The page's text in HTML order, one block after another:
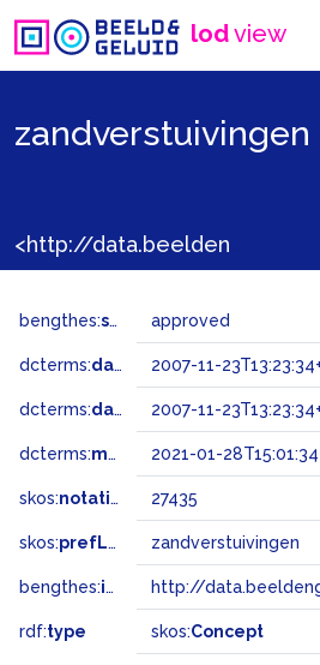
lodview
zandverstuivingen
bengthes:status approved
dcterms:dateAccepted 2007-11-
dcterms:dateSubmitted 2007-11-
dcterms:modified 2021-01-
skos:notation 27435
skos:prefLabel zandverstuivingen
bengthes:inSet http://
rdf:type skos:Concept